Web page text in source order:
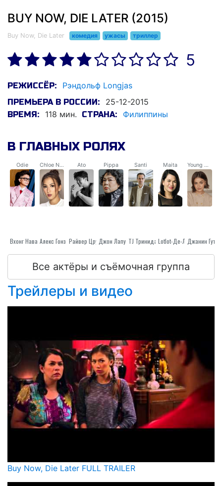
BUY NOW, DIE LATER (2015)
Buy Now, Die Later комедия ужасы триллер
5
РЕЖИССЁР: Рэндольф Longjas
ПРЕМЬЕРА В РОССИИ: 25-12-2015
ВРЕМЯ: 118 мин. СТРАНА: Филиппины
В ГЛАВНЫХ РОЛЯХ
Odie
Вхонг Наварро
Chloe Narciso
Алекс Гонзага
Ato
Райвер Цруз
Pippa
Джон Лапусю
Santi
ТJ Тринидад
Maita
Lotlot-Де-Леон
Young Maita
Все актёры и съёмочная группа
Трейлеры и видео
Buy Now, Die Later FULL TRAILER